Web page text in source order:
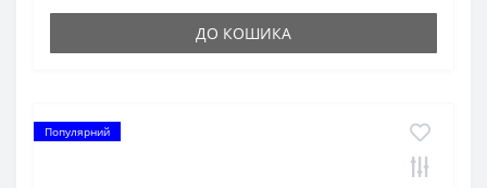
ДО КОШИКА
Популярний